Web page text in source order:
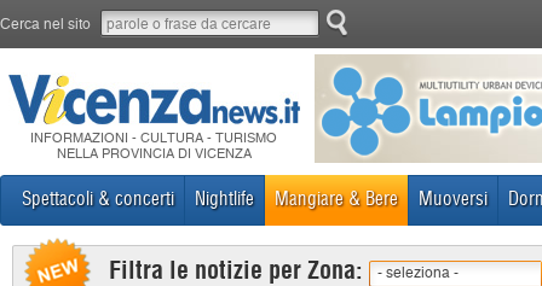
Cerca nel sito
INFORMAZIONI - CULTURA - TURISMO
NELLA PROVINCIA DI VICENZA
Spettacoli & concerti Nightlife Mangiare & Bere Muoversi
Filtra le notizie per Zona: - seleziona -